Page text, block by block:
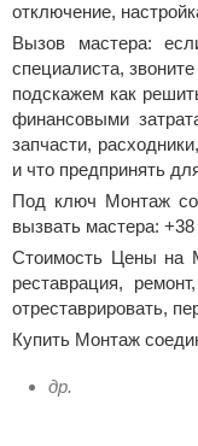
отключение,
Вызов мастера:
специалиста,
подскажем как
финансовыми
запчасти,
и что предпринять
Под ключ Монтаж
вызвать мастера:
Стоимость Цены на
реставрация,
отреставрировать,
Купить Монтаж
др.